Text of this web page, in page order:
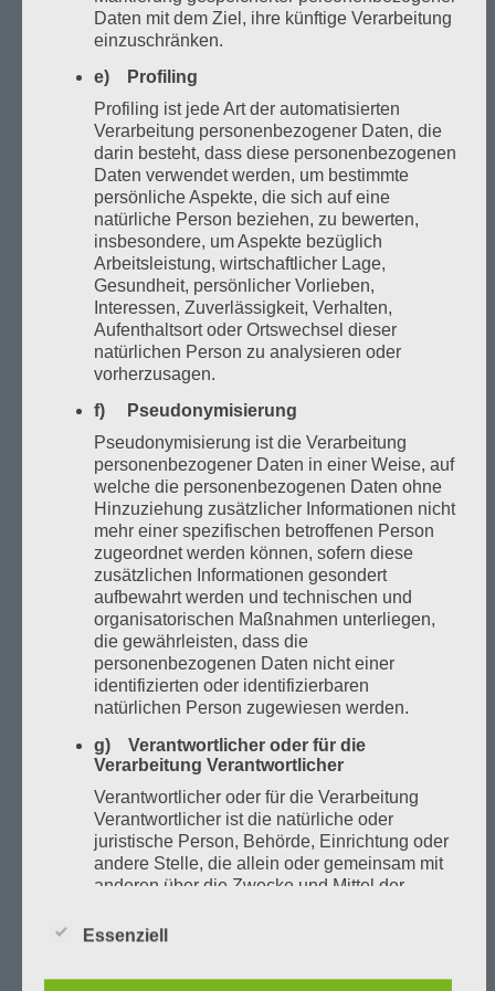
07:00 - 22:00 Uhr
Soccerplatz
Ganzjährig Mo -So € 65,00
1 Stunde
Ganzjährig Mo -So € 97,50
1,5 Stunden
Ganzjährig Mo -So € 130,00
2 Stunden
ABO Preise Soccerplatz
60 Minuten 60,00 €
90 Minuten 85,00 €
120 Minuten 105,00€
Mo -So (bis 17:00 Uhr)
Variant 1
2 Stunden Soccer (max. 10 Kinder)
hausgemachte Pizza
Variante 2
Pommes & Checken Nuggets
Variante 3 110,00€
2 Stunden Soccer (max. 10 Kinder)
Daten mit dem Ziel, ihre künftige Verarbeitung
einzuschränken.
e) Profiling
Profiling ist jede Art der automatisierten
Verarbeitung personenbezogener Daten, die
darin besteht, dass diese personenbezogenen
Daten verwendet werden, um bestimmte
persönliche Aspekte, die sich auf eine
natürliche Person beziehen, zu bewerten,
insbesondere, um Aspekte bezüglich
Arbeitsleistung, wirtschaftlicher Lage,
Gesundheit, persönlicher Vorlieben,
Interessen, Zuverlässigkeit, Verhalten,
Aufenthaltsort oder Ortswechsel dieser
natürlichen Person zu analysieren oder
vorherzusagen.
f) Pseudonymisierung
Pseudonymisierung ist die Verarbeitung
personenbezogener Daten in einer Weise, auf
welche die personenbezogenen Daten ohne
Hinzuziehung zusätzlicher Informationen nicht
mehr einer spezifischen betroffenen Person
zugeordnet werden können, sofern diese
zusätzlichen Informationen gesondert
aufbewahrt werden und technischen und
organisatorischen Maßnahmen unterliegen,
die gewährleisten, dass die
personenbezogenen Daten nicht einer
identifizierten oder identifizierbaren
natürlichen Person zugewiesen werden.
g) Verantwortlicher oder für die
Verarbeitung Verantwortlicher
Verantwortlicher oder für die Verarbeitung
Verantwortlicher ist die natürliche oder
juristische Person, Behörde, Einrichtung oder
andere Stelle, die allein oder gemeinsam mit
anderen über die Zwecke und Mittel der
entscheidet. Sind die Zwecke und Mittel dieser
Essenziell